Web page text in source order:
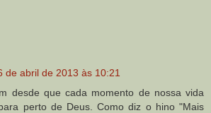
de abril de 2013 às 10:21
desde que cada momento de nossa vida
perto de Deus. Como diz o hino "Mais